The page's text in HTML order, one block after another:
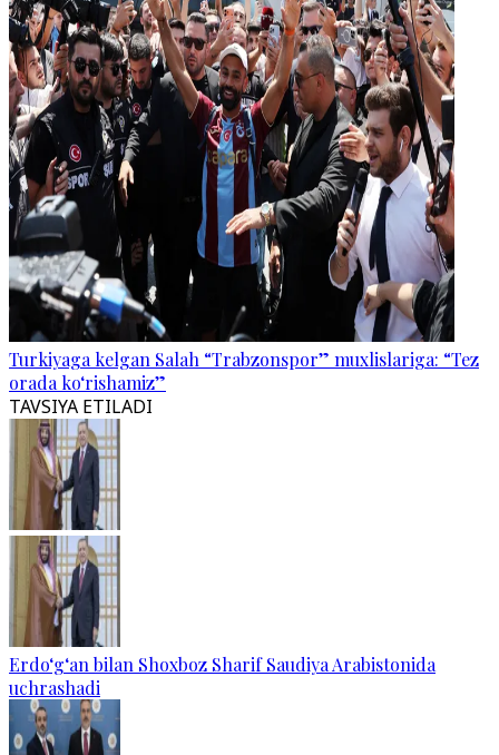
Turkiyaga kelgan Salah “Trabzonspor” muxlislariga: “Tez
orada ko‘rishamiz”
TAVSIYA ETILADI
Erdo‘g‘an bilan Shoxboz Sharif Saudiya Arabistonida
uchrashadi